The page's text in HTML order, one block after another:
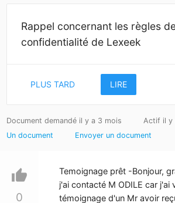
Rappel concernant les règles
confidentialité de Lexeek
PLUS TARD LIRE
Document demandé il y a 3 mois
Actif il y
Un document
Envoyer un document
thumb_up
0
Temoignage prêt -Bonjour,
j'ai contacté M ODILE car j'ai
témoignage d'un Mr avoir